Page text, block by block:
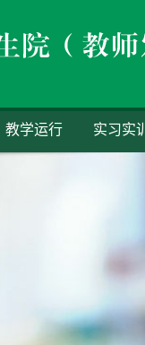
教学运行 实习实训